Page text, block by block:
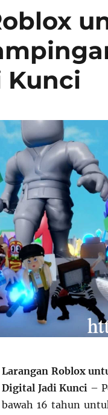
Kunci
Larangan Roblox
Digital Jadi Kunci –
bawah 16 tahun